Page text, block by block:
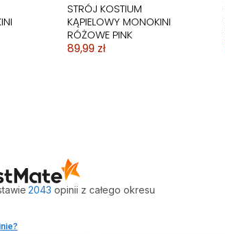
STRÓJ KOSTIUM
KĄPIELOWY MONOKINI
RÓŻOWE PINK
89,99 zł
2043 opinii z całego okresu